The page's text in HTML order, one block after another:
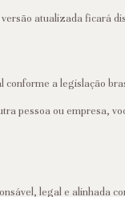
atualizada ficará
conforme a legislação
pessoa ou empresa,
legal e alinhada